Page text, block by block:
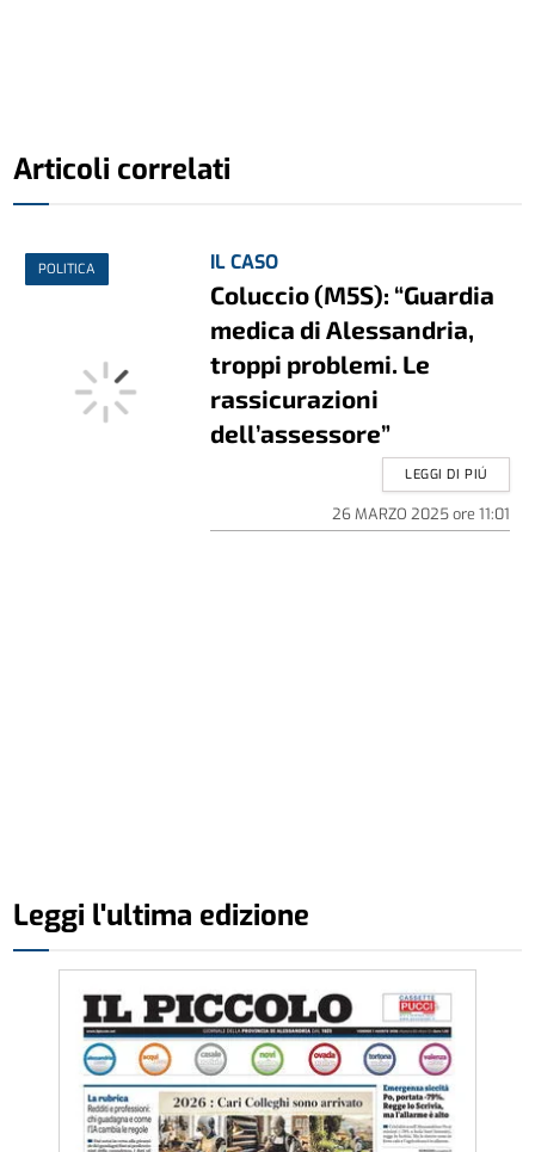
Articoli correlati
POLITICA IL CASO
Coluccio (M5S): “Guardia
medica di Alessandria,
troppi problemi. Le
rassicurazioni
dell’assessore”
26 MARZO 2025ore 11:01
LEGGI DI PIÚ
Leggi l'ultima edizione